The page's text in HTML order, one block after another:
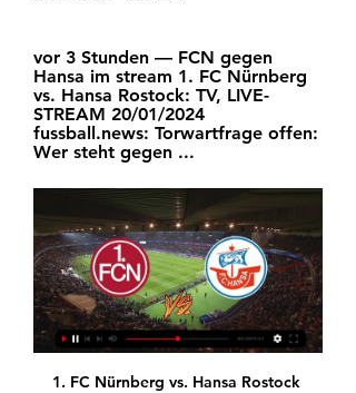
vor 3 Stunden — FCN gegen
Hansa im stream 1. FC Nürnberg
vs. Hansa Rostock: TV, LIVE-
STREAM 20/01/2024
fussball.news: Torwartfrage offen:
Wer steht gegen ...
1. FC Nürnberg vs. Hansa Rostock